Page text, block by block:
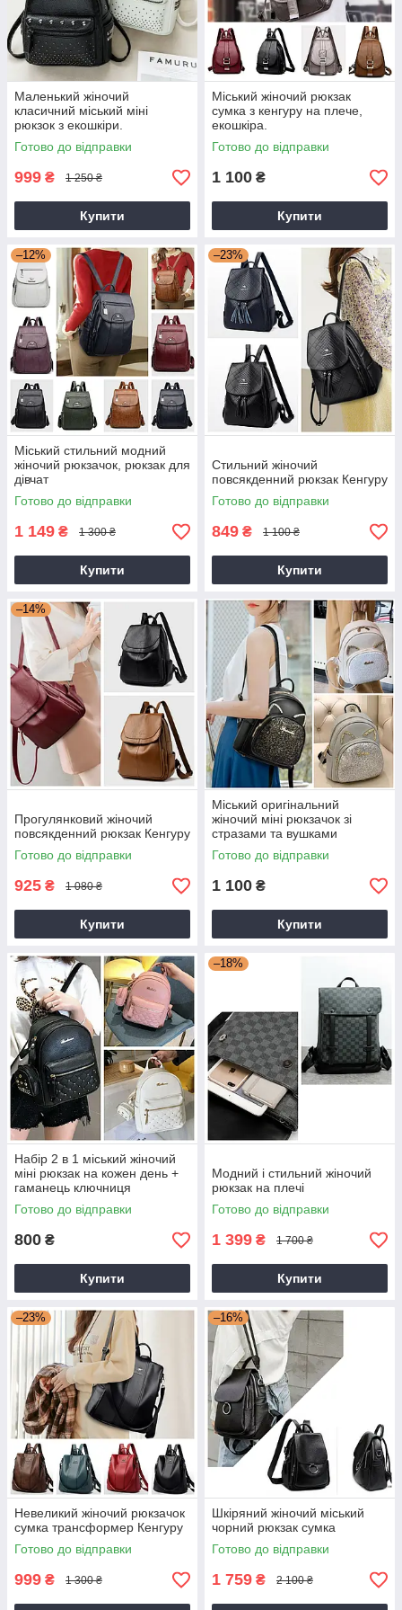
Маленький жіночий
класичний міський міні
рюкзок з екошкіри.
Готово до відправки
999 ₴ 1 250 ₴
Купити
Міський жіночий рюкзак
сумка з кенгуру на плече,
екошкіра.
Готово до відправки
1 100 ₴
Купити
–12%
Міський стильний модний
жіночий рюкзачок, рюкзак для
дівчат
Готово до відправки
1 149 ₴ 1 300 ₴
Купити
–23%
Стильний жіночий
повсякденний рюкзак Кенгуру
Готово до відправки
849 ₴ 1 100 ₴
Купити
–14%
Прогулянковий жіночий
повсякденний рюкзак Кенгуру
Готово до відправки
925 ₴ 1 080 ₴
Купити
Міський оригінальний
жіночий міні рюкзачок зі
стразами та вушками
Готово до відправки
1 100 ₴
Купити
Набір 2 в 1 міський жіночий
міні рюкзак на кожен день +
гаманець ключниця
Готово до відправки
800 ₴
Купити
–18%
Модний і стильний жіночий
рюкзак на плечі
Готово до відправки
1 399 ₴ 1 700 ₴
Купити
–23%
Невеликий жіночий рюкзачок
сумка трансформер Кенгуру
Готово до відправки
999 ₴ 1 300 ₴
–16%
Шкіряний жіночий міський
чорний рюкзак сумка
Готово до відправки
1 759 ₴ 2 100 ₴